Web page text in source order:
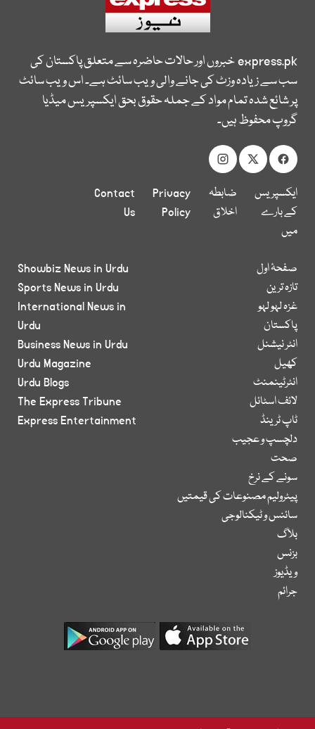
express.pkخبروں اور حالات حاضرہ سے متعلق پاکستان کی
سب سے زیادہ وزٹ کی جانے والی ویب سائٹ ہے۔ اس ویب سائٹ
پر شائع شدہ تمام مواد کے جملہ حقوق بحق ایکسپریس میڈیا
گروپ محفوظ ہیں۔
ایکسپریس
کے بارے
میں
ضابطہ
اخلاق
Privacy
Policy
Contact
Us
صفحۂ اول
تازہ ترین
غزہ لہو لہو
پاکستان
انٹر نیشنل
کھیل
انٹرٹینمنٹ
لائف اسٹائل
ٹاپ ٹرینڈ
دلچسپ و عجیب
صحت
سونے کے نرخ
پیٹرولیم مصنوعات کی قیمتیں
سائنس و ٹیکنالوجی
بلاگ
بزنس
ویڈیوز
جرائم
Showbiz News in Urdu
Sports News in Urdu
International News in
Urdu
Business News in Urdu
Urdu Magazine
Urdu Blogs
The Express Tribune
Express Entertainment